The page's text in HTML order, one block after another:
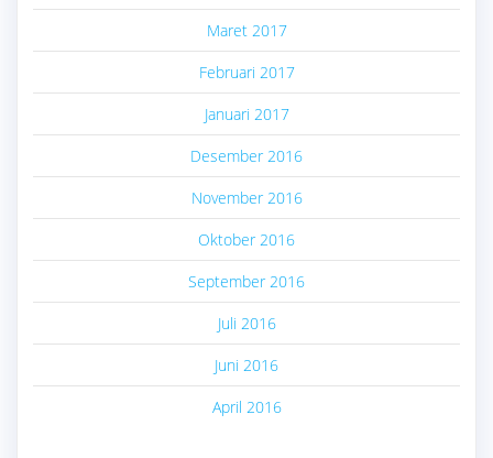
Maret 2017
Februari 2017
Januari 2017
Desember 2016
November 2016
Oktober 2016
September 2016
Juli 2016
Juni 2016
April 2016